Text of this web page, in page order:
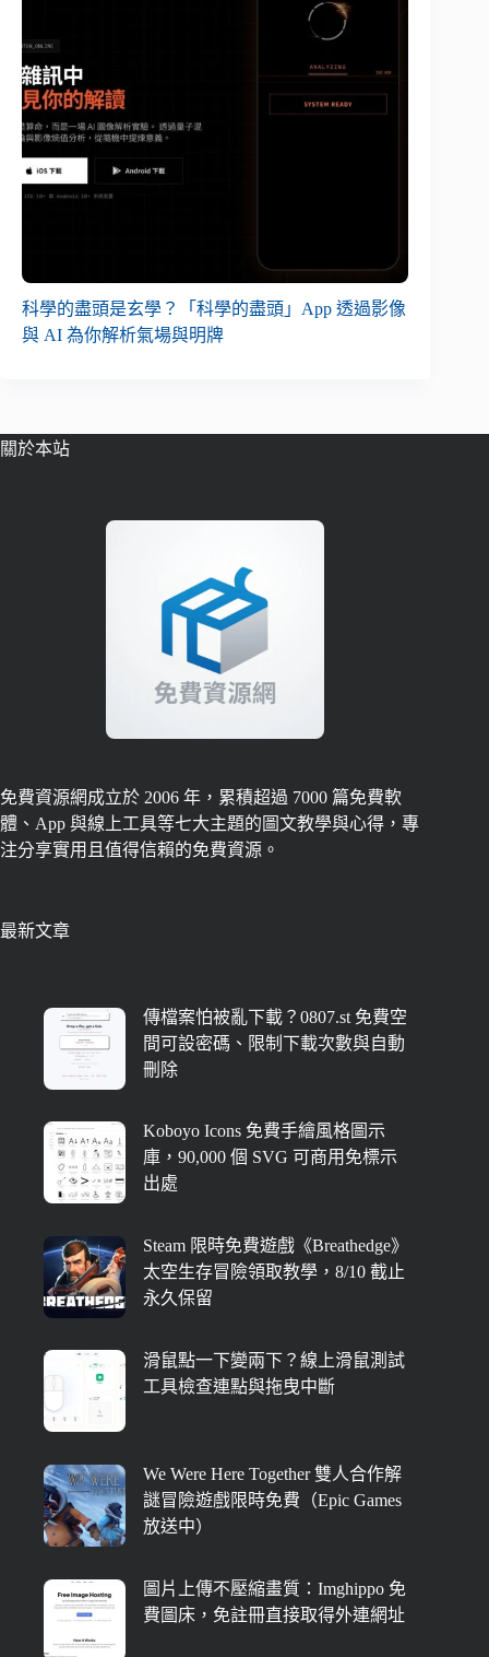
科學的盡頭是玄學？「科學的盡頭」App 透過影像
與 AI 為你解析氣場與明牌
關於本站
免費資源網成立於 2006 年，累積超過 7000 篇免費軟
體、App 與線上工具等七大主題的圖文教學與心得，專
注分享實用且值得信賴的免費資源。
最新文章
傳檔案怕被亂下載？0807.st 免費空
間可設密碼、限制下載次數與自動
刪除
Koboyo Icons 免費手繪風格圖示
庫，90,000 個 SVG 可商用免標示
出處
Steam 限時免費遊戲《Breathedge》
太空生存冒險領取教學，8/10 截止
永久保留
滑鼠點一下變兩下？線上滑鼠測試
工具檢查連點與拖曳中斷
We Were Here Together 雙人合作解
謎冒險遊戲限時免費（Epic Games
放送中）
圖片上傳不壓縮畫質：Imghippo 免
費圖床，免註冊直接取得外連網址